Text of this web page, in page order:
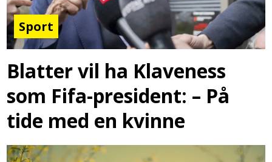
Sport
Blatter vil ha Klaveness
som Fifa-president: – På
tide med en kvinne